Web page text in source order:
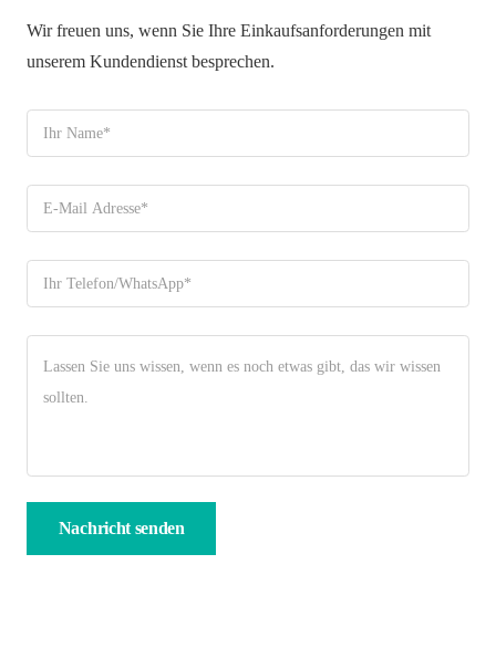
Wir freuen uns, wenn Sie Ihre Einkaufsanforderungen mit
unserem Kundendienst besprechen.